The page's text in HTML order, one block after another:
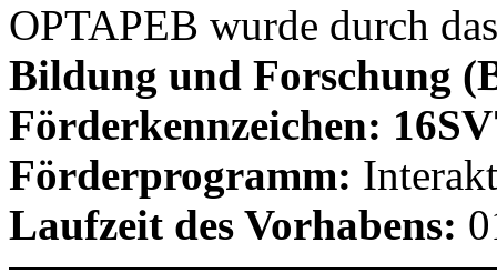
OPTAPEB wurde durch
Bildung und Forschung
Förderkennzeichen:
Förderprogramm:
Laufzeit des Vorhabens: